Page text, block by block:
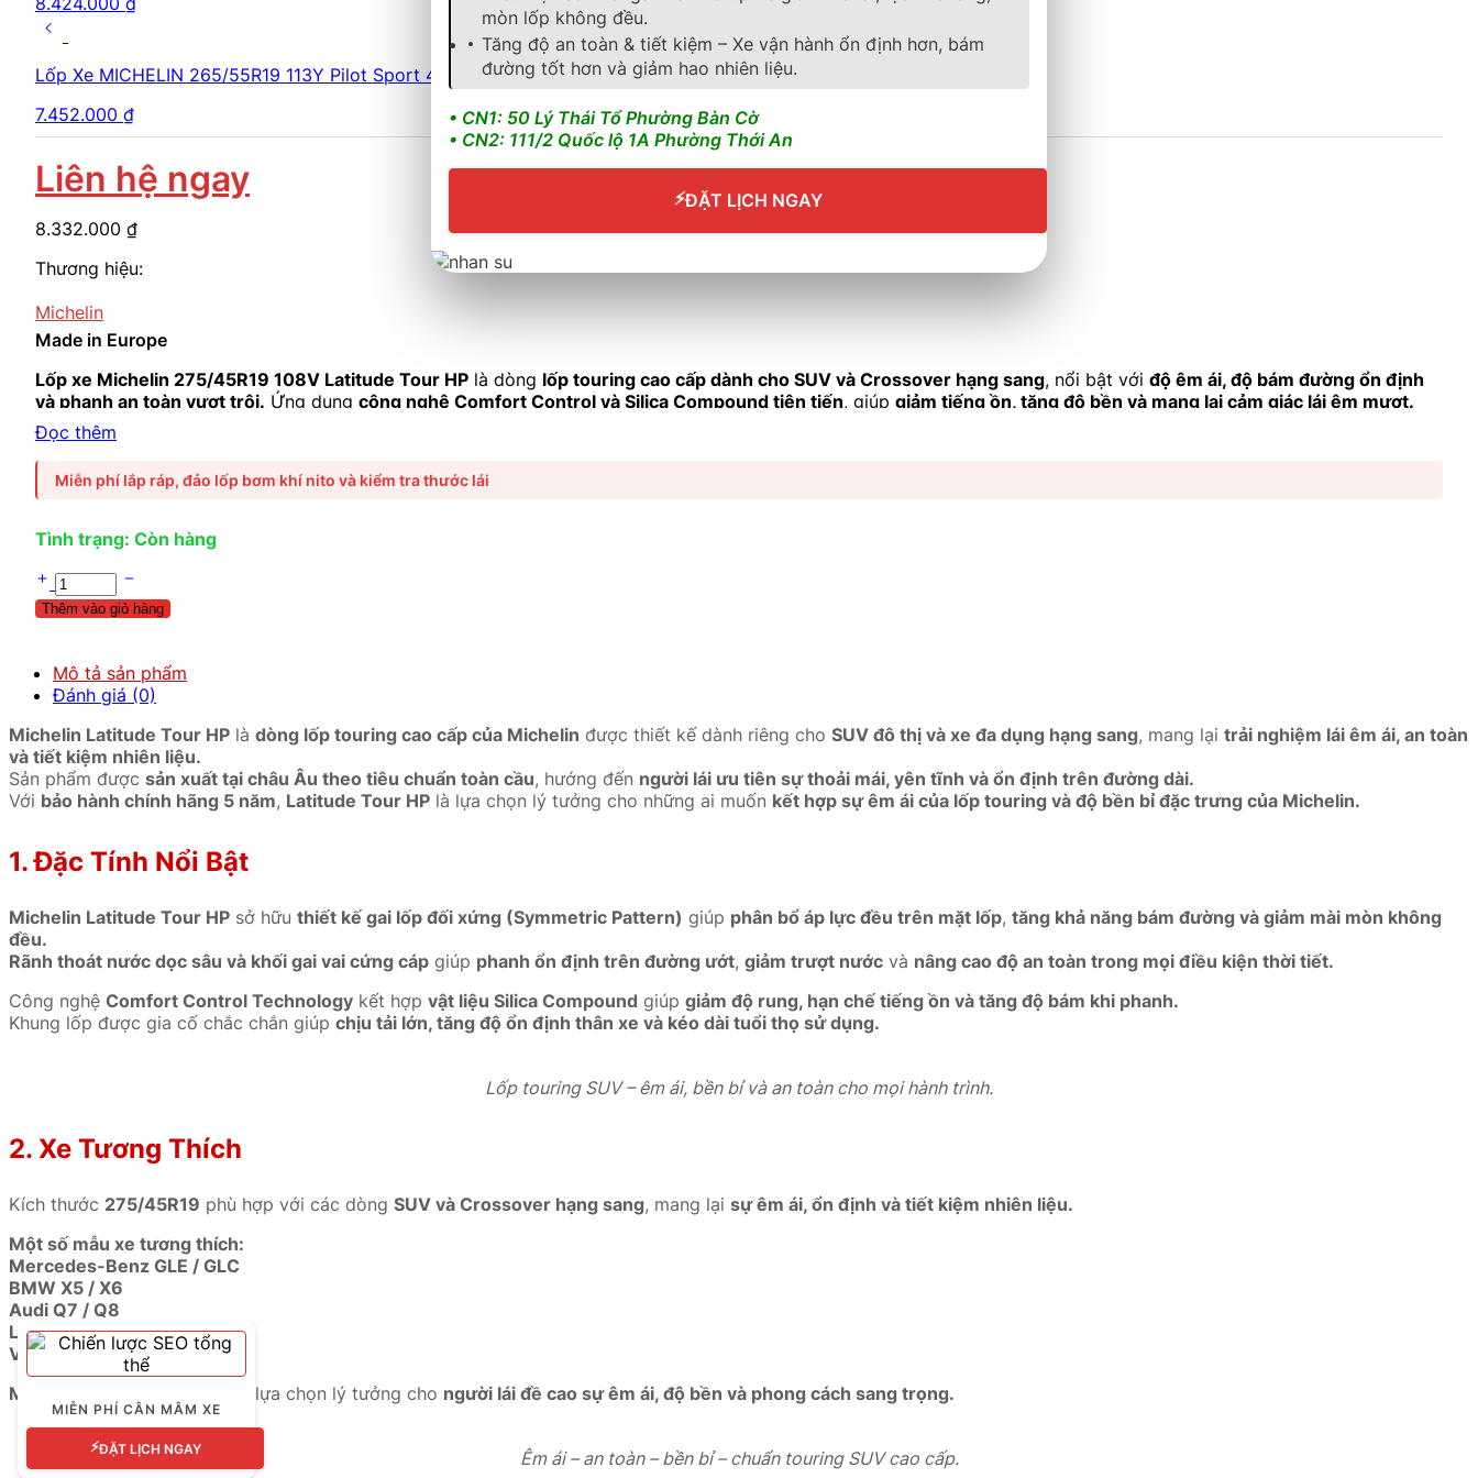
Liên hệ ngay
Lốp Xe MICHELIN 265/55R19 113Y Pilot Sport 4 SUV FRV
7.452.000 ₫
Made in Europe
8.332.000 ₫
Thương hiệu:
Michelin
Lốp xe Michelin 275/45R19 108V Latitude Tour HP là dòng lốp touring cao cấp dành cho SUV và Crossover hạng sang, nổi bật với độ êm ái, độ bám đường ổn định
và phanh an toàn vượt trội. Ứng dụng công nghệ Comfort Control và Silica Compound tiên tiến, giúp giảm tiếng ồn, tăng độ bền và mang lại cảm giác lái êm mượt.
Phù hợp cho các dòng
Đọc thêm
Miễn phí lắp ráp, đảo lốp bơm khí nito và kiểm tra thước lái
Tình trạng: Còn hàng
Thêm vào giỏ hàng
Mô tả sản phẩm
Đánh giá (0)
Michelin Latitude Tour HP là dòng lốp touring cao cấp của Michelin được thiết kế dành riêng cho SUV đô thị và xe đa dụng hạng sang, mang lại trải nghiệm lái êm ái, an toàn
và tiết kiệm nhiên liệu.
Sản phẩm được sản xuất tại châu Âu theo tiêu chuẩn toàn cầu, hướng đến người lái ưu tiên sự thoải mái, yên tĩnh và ổn định trên đường dài.
Với bảo hành chính hãng 5 năm, Latitude Tour HP là lựa chọn lý tưởng cho những ai muốn kết hợp sự êm ái của lốp touring và độ bền bỉ đặc trưng của Michelin.
1. Đặc Tính Nổi Bật
Michelin Latitude Tour HP sở hữu thiết kế gai lốp đối xứng (Symmetric Pattern) giúp phân bổ áp lực đều trên mặt lốp, tăng khả năng bám đường và giảm mài mòn không
đều.
Rãnh thoát nước dọc sâu và khối gai vai cứng cáp giúp phanh ổn định trên đường ướt, giảm trượt nước và nâng cao độ an toàn trong mọi điều kiện thời tiết.
Công nghệ Comfort Control Technology kết hợp vật liệu Silica Compound giúp giảm độ rung, hạn chế tiếng ồn và tăng độ bám khi phanh.
Khung lốp được gia cố chắc chắn giúp chịu tải lớn, tăng độ ổn định thân xe và kéo dài tuổi thọ sử dụng.
Lốp touring SUV – êm ái, bền bỉ và an toàn cho mọi hành trình.
2. Xe Tương Thích
Kích thước 275/45R19 phù hợp với các dòng SUV và Crossover hạng sang, mang lại sự êm ái, ổn định và tiết kiệm nhiên liệu.
Một số mẫu xe tương thích:
Mercedes-Benz GLE / GLC
BMW X5 / X6
Audi Q7 / Q8
Lexus RX / NX
Volvo XC90
Michelin Latitude Tour HP
là lựa chọn lý tưởng cho người lái đề cao sự êm ái, độ bền và phong cách sang trọng.
Êm ái – an toàn – bền bỉ – chuẩn touring SUV cao cấp.
mòn lốp không đều.
Tăng độ an toàn & tiết kiệm – Xe vận hành ổn định hơn, bám
đường tốt hơn và giảm hao nhiên liệu.
• CN1: 50 Lý Thái Tổ Phường Bàn Cờ
• CN2: 111/2 Quốc lộ 1A Phường Thới An
⚡ĐẶT LỊCH NGAY
MIỄN PHÍ CÂN MÂM XE
⚡ĐẶT LỊCH NGAY